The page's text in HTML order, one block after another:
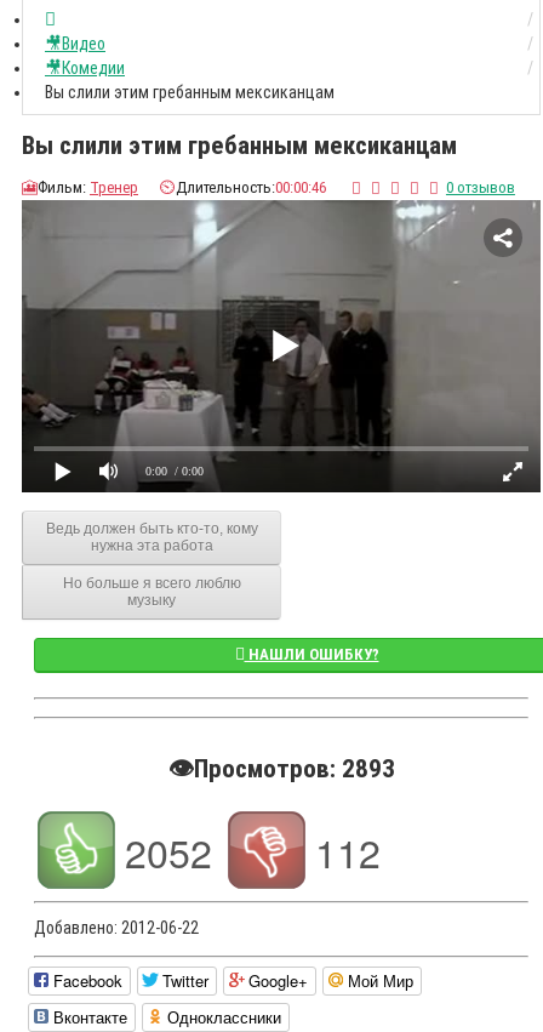
🎥Видео
🎥Комедии
Вы слили этим гребанным мексиканцам
Вы слили этим гребанным мексиканцам
🎦Фильм: Тренер ⏲️Длительность:00:00:46 0 отзывов
0:00 / 0:00
Ведь должен быть кто-то, кому
нужна эта работа
Но больше я всего люблю
музыку
НАШЛИ ОШИБКУ?
👁️Просмотров: 2893
2052 112
Добавлено: 2012-06-22
Facebook Twitter Google+
Мой Мир
Вконтакте
Одноклассники